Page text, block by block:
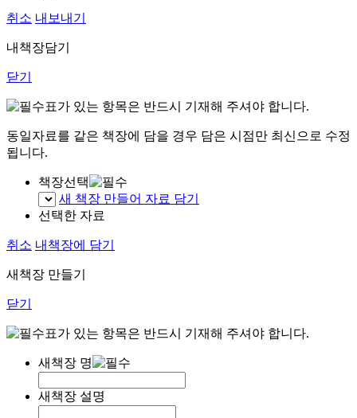
취소 내보내기
내책장담기
닫기
표가 있는 항목은 반드시 기재해 주셔야 합니다.
동일자료를 같은 책장에 담을 경우 담은 시점만 최신으로 수정
됩니다.
책장선택
새 책장 만들어 자료 담기
선택한 자료
취소 내책장에 담기
새책장 만들기
닫기
표가 있는 항목은 반드시 기재해 주셔야 합니다.
새책장 명
새책장 설명